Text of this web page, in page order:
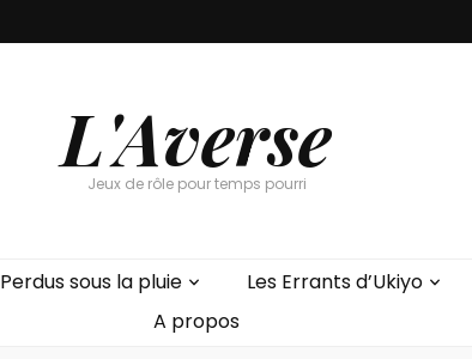
L'Averse
Jeux de rôle pour temps pourri
Perdus sous la pluie Les Errants d’Ukiyo
A propos